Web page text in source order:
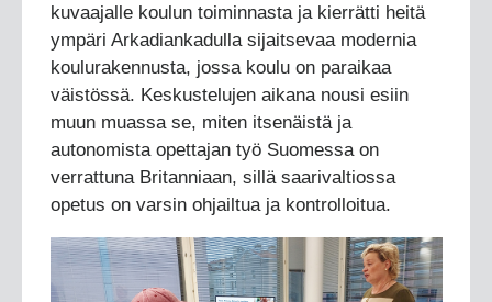
kuvaajalle koulun toiminnasta ja kierrätti heitä
ympäri Arkadiankadulla sijaitsevaa modernia
koulurakennusta, jossa koulu on paraikaa
väistössä. Keskustelujen aikana nousi esiin
muun muassa se, miten itsenäistä ja
autonomista opettajan työ Suomessa on
verrattuna Britanniaan, sillä saarivaltiossa
opetus on varsin ohjailtua ja kontrolloitua.